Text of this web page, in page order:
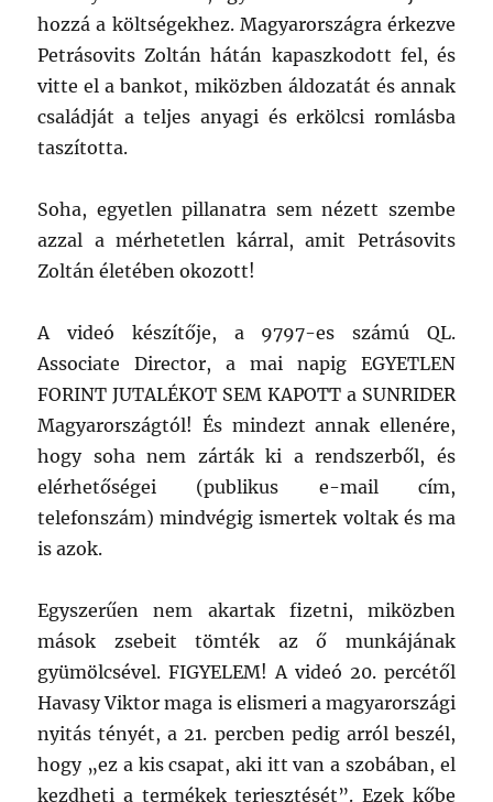
hozzá a költségekhez. Magyarországra érkezve
Petrásovits Zoltán hátán kapaszkodott fel, és
vitte el a bankot, miközben áldozatát és annak
családját a teljes anyagi és erkölcsi romlásba
taszította.
Soha, egyetlen pillanatra sem nézett szembe
azzal a mérhetetlen kárral, amit Petrásovits
Zoltán életében okozott!
A videó készítője, a 9797-es számú QL.
Associate Director, a mai napig EGYETLEN
FORINT JUTALÉKOT SEM KAPOTT a SUNRIDER
Magyarországtól! És mindezt annak ellenére,
hogy soha nem zárták ki a rendszerből, és
elérhetőségei (publikus e-mail cím,
telefonszám) mindvégig ismertek voltak és ma
is azok.
Egyszerűen nem akartak fizetni, miközben
mások zsebeit tömték az ő munkájának
gyümölcsével. FIGYELEM! A videó 20. percétől
Havasy Viktor maga is elismeri a magyarországi
nyitás tényét, a 21. percben pedig arról beszél,
hogy „ez a kis csapat, aki itt van a szobában, el
kezdheti a termékek terjesztését”. Ezek kőbe